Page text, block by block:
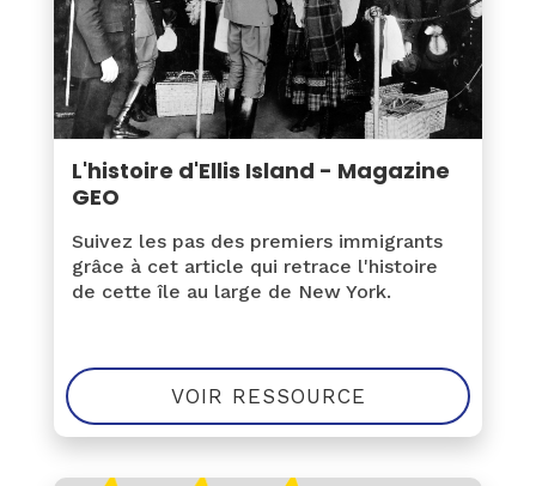
L'histoire d'Ellis Island - Magazine
GEO
Suivez les pas des premiers immigrants
grâce à cet article qui retrace l'histoire
de cette île au large de New York.
VOIR RESSOURCE